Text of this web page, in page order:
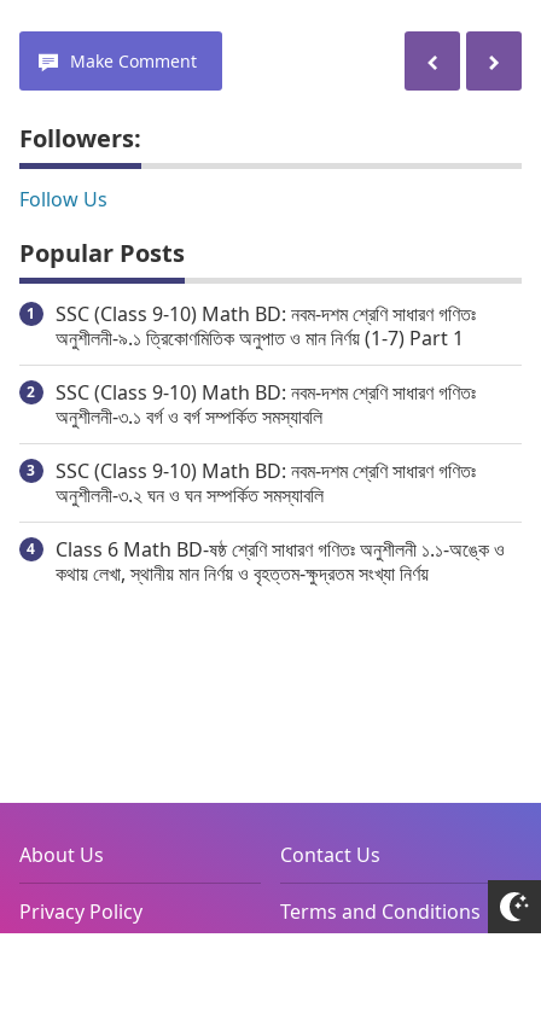
Make Comment
Followers:
Follow Us
Popular Posts
SSC (Class 9-10) Math BD: নবম-দশম শ্রেণি সাধারণ গণিতঃ
অনুশীলনী-৯.১ ত্রিকোণমিতিক অনুপাত ও মান নির্ণয় (1-7) Part 1
SSC (Class 9-10) Math BD: নবম-দশম শ্রেণি সাধারণ গণিতঃ
অনুশীলনী-৩.১ বর্গ ও বর্গ সম্পর্কিত সমস্যাবলি
SSC (Class 9-10) Math BD: নবম-দশম শ্রেণি সাধারণ গণিতঃ
অনুশীলনী-৩.২ ঘন ও ঘন সম্পর্কিত সমস্যাবলি
Class 6 Math BD-ষষ্ঠ শ্রেণি সাধারণ গণিতঃ অনুশীলনী ১.১-অঙ্কে ও
কথায় লেখা, স্থানীয় মান নির্ণয় ও বৃহত্তম-ক্ষুদ্রতম সংখ্যা নির্ণয়
About Us Contact Us
Privacy Policy Terms and Conditions